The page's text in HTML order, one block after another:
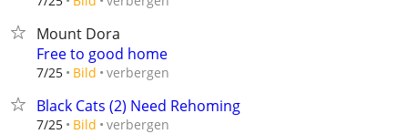
Mount Dora
Free to good home
7/25 Bild verbergen
Black Cats (2) Need Rehoming
7/25 Bild verbergen